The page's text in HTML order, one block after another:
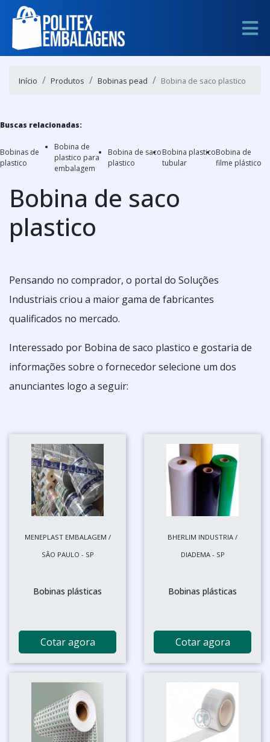
Início Produtos Bobinas pead Bobina de saco plastico
Buscas relacionadas:
Bobinas de
plastico
Bobina de
plastico para
embalagem
Bobina de saco
plastico
Bobina plastico
tubular
Bobina de
filme plástico
Bobina de saco
plastico
Pensando no comprador, o portal do Soluções
Industriais criou a maior gama de fabricantes
qualificados no mercado.
Interessado por Bobina de saco plastico e gostaria de
informações sobre o fornecedor selecione um dos
anunciantes logo a seguir:
MENEPLAST EMBALAGEM /
SÃO PAULO - SP
Bobinas plásticas
Cotar agora
BHERLIM INDUSTRIA /
DIADEMA - SP
Bobinas plásticas
Cotar agora